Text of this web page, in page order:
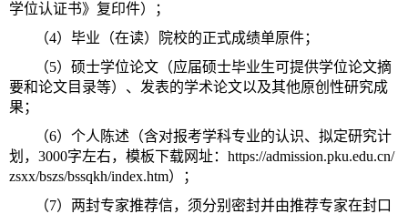
学位认证书》复印件）；
（4）毕业（在读）院校的正式成绩单原件；
（5）硕士学位论文（应届硕士毕业生可提供学位论文摘
要和论文目录等）、发表的学术论文以及其他原创性研究成
果；
（6）个人陈述（含对报考学科专业的认识、拟定研究计
划，3000字左右，模板下载网址：https://admission.pku.edu.cn/
zsxx/bszs/bssqkh/index.htm）；
（7）两封专家推荐信，须分别密封并由推荐专家在封口